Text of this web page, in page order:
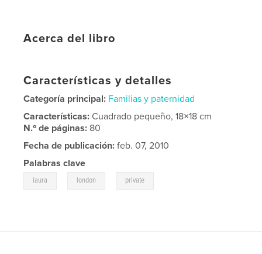
Acerca del libro
Características y detalles
Categoría principal: Familias y paternidad
Características:Cuadrado pequeño, 18×18 cm
N.º de páginas: 80
Fecha de publicación: feb. 07, 2010
Palabras clave
laura london private